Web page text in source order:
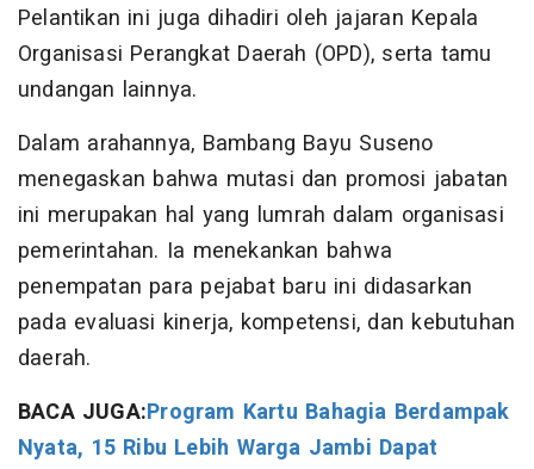
Pelantikan ini juga dihadiri oleh jajaran Kepala
Organisasi Perangkat Daerah (OPD), serta tamu
undangan lainnya.
Dalam arahannya, Bambang Bayu Suseno
menegaskan bahwa mutasi dan promosi jabatan
ini merupakan hal yang lumrah dalam organisasi
pemerintahan. Ia menekankan bahwa
penempatan para pejabat baru ini didasarkan
pada evaluasi kinerja, kompetensi, dan kebutuhan
daerah.
BACA JUGA:Program Kartu Bahagia Berdampak
Nyata, 15 Ribu Lebih Warga Jambi Dapat